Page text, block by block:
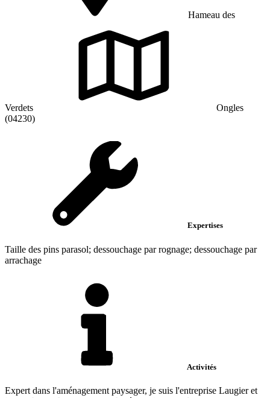
Hameau des
Verdets
Ongles
(04230)
Expertises
Taille des pins parasol; dessouchage par rognage; dessouchage par
arrachage
Activités
Expert dans l'aménagement paysager, je suis l'entreprise Laugier et